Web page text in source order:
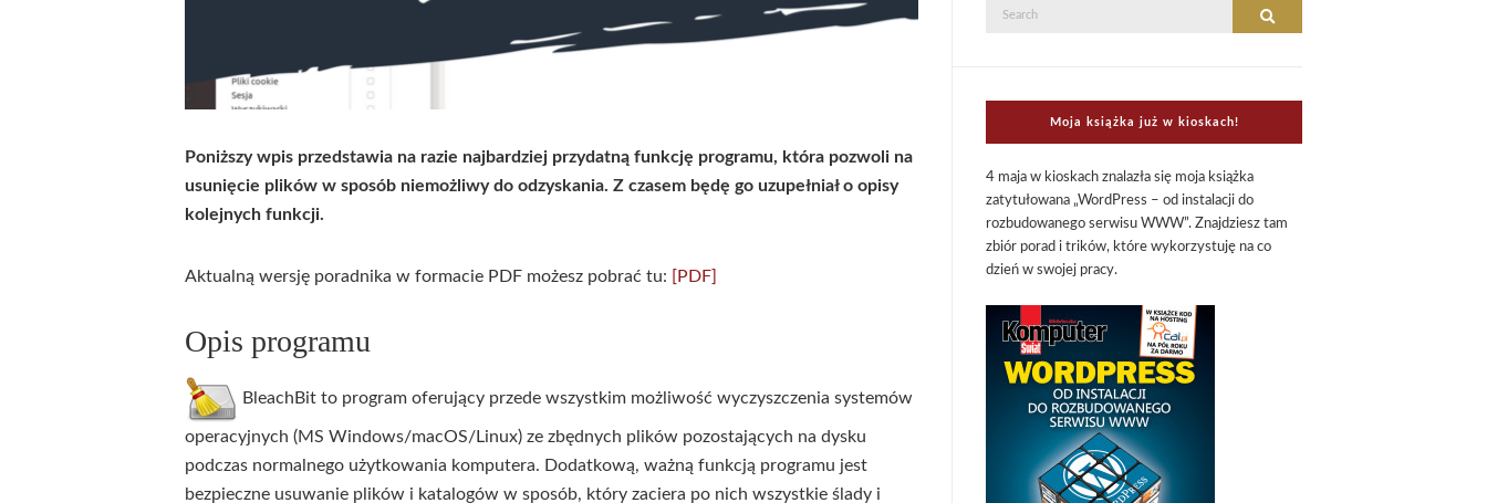
Poniższy wpis przedstawia na razie najbardziej przydatną funkcję programu, która pozwoli na
usunięcie plików w sposób niemożliwy do odzyskania. Z czasem będę go uzupełniał o opisy
kolejnych funkcji.
Aktualną wersję poradnika w formacie PDF możesz pobrać tu: [PDF]
Opis programu
BleachBit to program oferujący przede wszystkim możliwość wyczyszczenia systemów
operacyjnych (MS Windows/macOS/Linux) ze zbędnych plików pozostających na dysku
podczas normalnego użytkowania komputera. Dodatkową, ważną funkcją programu jest
bezpieczne usuwanie plików i katalogów w sposób, który zaciera po nich wszystkie ślady i
Search
Search
Moja książka już w kioskach!
4 maja w kioskach znalazła się moja książka
zatytułowana „WordPress – od instalacji do
rozbudowanego serwisu WWW”. Znajdziesz tam
zbiór porad i trików, które wykorzystuję na co
dzień w swojej pracy.